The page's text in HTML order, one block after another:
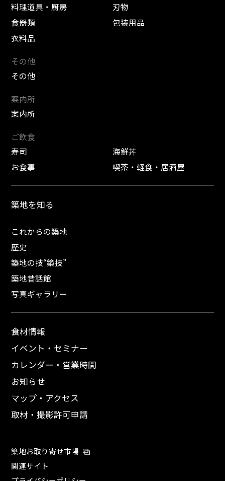
料理道具・厨房
刃物
食器類
包装用品
衣料品
その他
その他
案内所
案内所
ご飲食
寿司
海鮮丼
お食事
喫茶・軽食・居酒屋
築地を知る
これからの築地
歴史
築地の技“築技”
築地昔話館
写真ギャラリー
食材情報
イベント・セミナー
カレンダー・営業時間
お知らせ
マップ・アクセス
取材・撮影許可申請
築地お取り寄せ市場
関連サイト